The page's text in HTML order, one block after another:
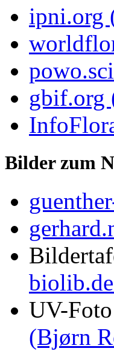
ipni.org
gbif.org
Bilder zum
UV-
(Bjørn